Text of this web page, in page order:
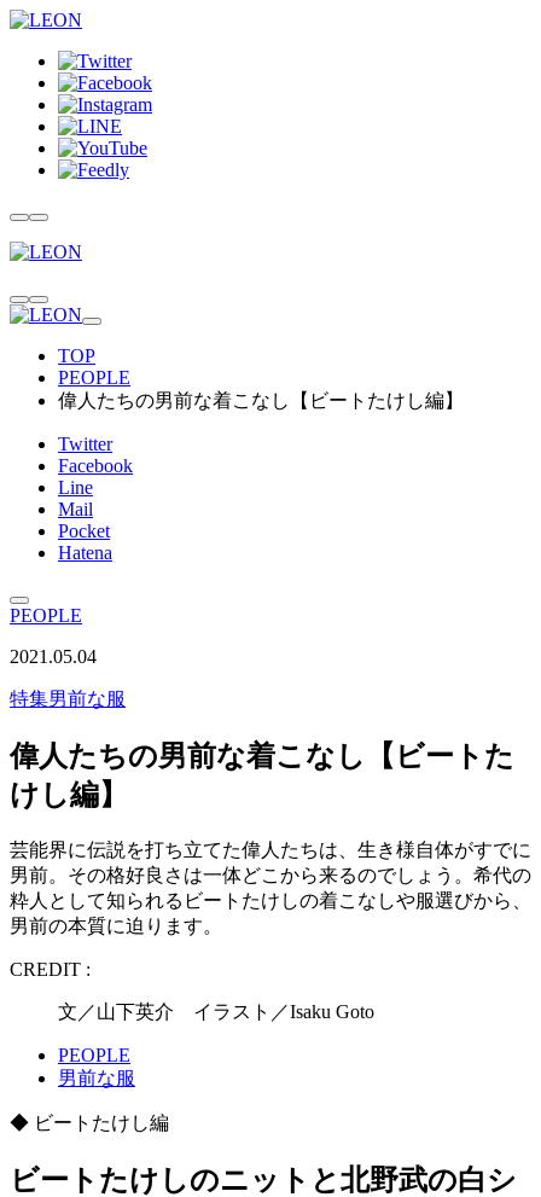
TOP
PEOPLE
偉人たちの男前な着こなし【ビートたけし編】
Twitter
Facebook
Line
Mail
Pocket
Hatena
PEOPLE
2021.05.04
特集男前な服
偉人たちの男前な着こなし【ビートた
けし編】
芸能界に伝説を打ち立てた偉人たちは、生き様自体がすでに
男前。その格好良さは一体どこから来るのでしょう。希代の
粋人として知られるビートたけしの着こなしや服選びから、
男前の本質に迫ります。
CREDIT :
文／山下英介 イラスト／Isaku Goto
PEOPLE
男前な服
◆ ビートたけし編
ビートたけしのニットと北野武の白シ